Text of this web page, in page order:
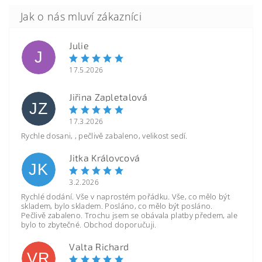
J
Julie
17.5.2026
JZ
Jiřina Zapletalová
17.3.2026
Rychle dosani, , pečlivě zabaleno, velikost sedí.
JK
Jitka Královcová
3.2.2026
Rychlé dodání. Vše v naprostém pořádku. Vše, co mělo být
skladem, bylo skladem. Posláno, co mělo být posláno.
Pečlivě zabaleno. Trochu jsem se obávala platby předem, ale
bylo to zbytečné. Obchod doporučuji.
Valta Richard